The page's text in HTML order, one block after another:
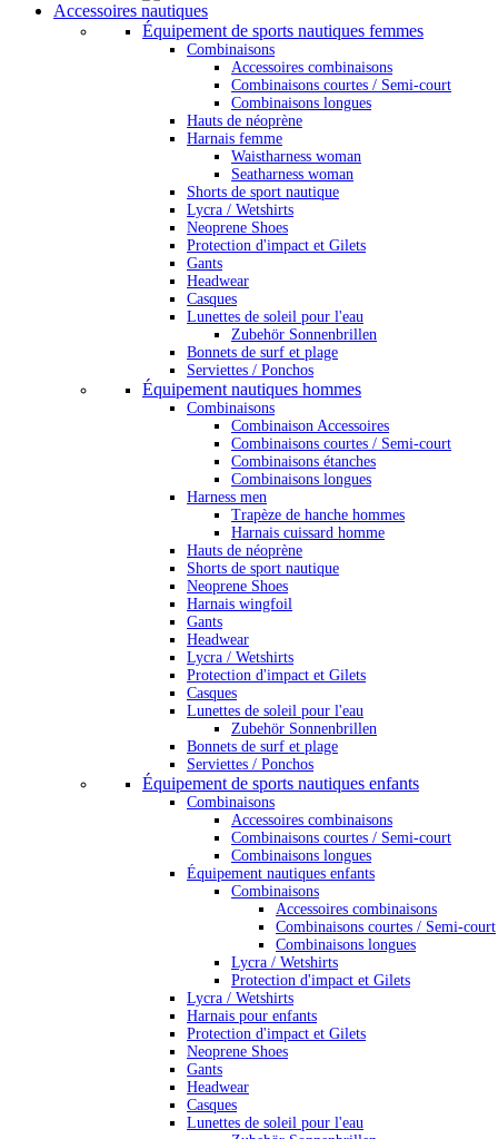
Accessoires nautiques
Équipement de sports nautiques femmes
Combinaisons
Accessoires combinaisons
Combinaisons courtes / Semi-court
Combinaisons longues
Hauts de néoprène
Harnais femme
Waistharness woman
Seatharness woman
Shorts de sport nautique
Lycra / Wetshirts
Neoprene Shoes
Protection d'impact et Gilets
Gants
Headwear
Casques
Lunettes de soleil pour l'eau
Zubehör Sonnenbrillen
Bonnets de surf et plage
Serviettes / Ponchos
Équipement nautiques hommes
Combinaisons
Combinaison Accessoires
Combinaisons courtes / Semi-court
Combinaisons étanches
Combinaisons longues
Harness men
Trapèze de hanche hommes
Harnais cuissard homme
Hauts de néoprène
Shorts de sport nautique
Neoprene Shoes
Harnais wingfoil
Gants
Headwear
Lycra / Wetshirts
Protection d'impact et Gilets
Casques
Lunettes de soleil pour l'eau
Zubehör Sonnenbrillen
Bonnets de surf et plage
Serviettes / Ponchos
Équipement de sports nautiques enfants
Combinaisons
Accessoires combinaisons
Combinaisons courtes / Semi-court
Combinaisons longues
Équipement nautiques enfants
Combinaisons
Accessoires combinaisons
Combinaisons courtes / Semi-court
Combinaisons longues
Lycra / Wetshirts
Protection d'impact et Gilets
Lycra / Wetshirts
Harnais pour enfants
Protection d'impact et Gilets
Neoprene Shoes
Gants
Headwear
Casques
Lunettes de soleil pour l'eau